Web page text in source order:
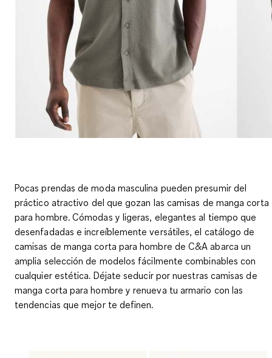
Pocas prendas de moda masculina pueden presumir del
práctico atractivo del que gozan las camisas de manga corta
para hombre. Cómodas y ligeras, elegantes al tiempo que
desenfadadas e increíblemente versátiles, el catálogo de
camisas de manga corta para hombre de C&A abarca un
amplia selección de modelos fácilmente combinables con
cualquier estética. Déjate seducir por nuestras camisas de
manga corta para hombre y renueva tu armario con las
tendencias que mejor te definen.